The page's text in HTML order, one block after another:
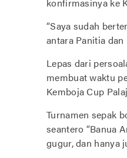
“Saya sudah
antara Panitia
Lepas dari
membuat waktu
Kemboja Cup
Turnamen sepak
seantero “Banua
gugur, dan hanya